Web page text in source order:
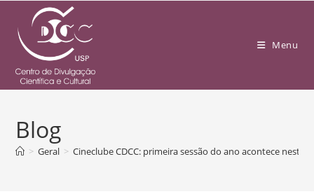
Menu
Blog
> Geral > Cineclube CDCC: primeira sessão do ano acontece nesta